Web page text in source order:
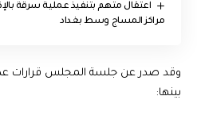
اعتقال متهم بتنفيذ عملية سرقة
مراكز المساج وسط بغداد
وقد صدر عن جلسة المجلس قرارات
بينها: